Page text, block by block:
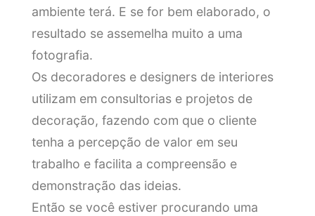
ambiente terá. E se for bem elaborado, o
resultado se assemelha muito a uma
fotografia.
Os decoradores e designers de interiores
utilizam em consultorias e projetos de
decoração, fazendo com que o cliente
tenha a percepção de valor em seu
trabalho e facilita a compreensão e
demonstração das ideias.
Então se você estiver procurando uma